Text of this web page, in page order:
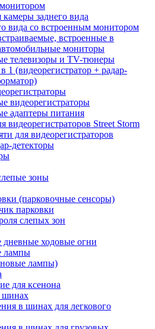
заднего вида
вида со встроенным монитором
встроенные в
мониторы
телевизоры и TV-тюнеры
1 (видеорегистратор + радар-
видеорегистраторы
адаптеры питания
видеорегистраторов Street Storm
для видеорегистраторов
детекторы
зоны
(парковочные сенсоры)
парковки
слепых зон
ходовые огни
лампы
лампы)
для ксенона
шинах
в шинах для легкового